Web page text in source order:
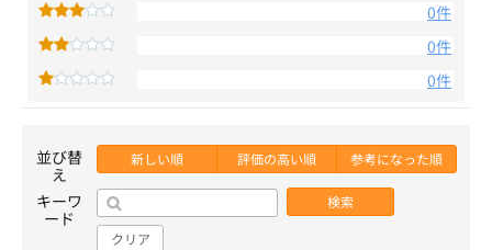
0件
0件
0件
並び替
え
新しい順 評価の高い順 参考になった順
キーワ
ード
検索
クリア